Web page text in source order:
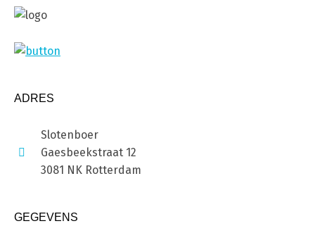
ADRES
Slotenboer
Gaesbeekstraat 12
3081 NK Rotterdam
GEGEVENS